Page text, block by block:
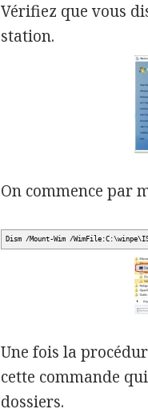
Vérifiez que vous
station.
On commence par
Dism /Mount-Wim /
Une fois la
cette commande
dossiers.